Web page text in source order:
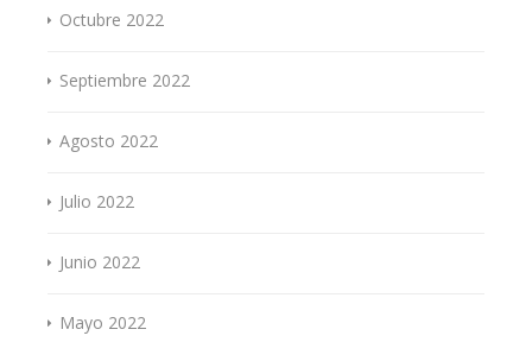
Octubre 2022
Septiembre 2022
Agosto 2022
Julio 2022
Junio 2022
Mayo 2022